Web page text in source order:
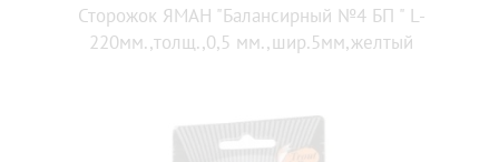
Сторожок ЯМАН "Балансирный №4 БП " L-
220мм.,толщ.,0,5 мм.,шир.5мм,желтый